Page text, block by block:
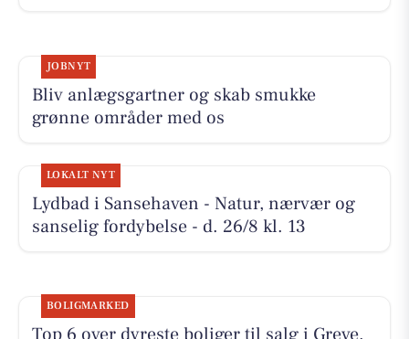
JOBNYT
Bliv anlægsgartner og skab smukke
grønne områder med os
LOKALT NYT
Lydbad i Sansehaven - Natur, nærvær og
sanselig fordybelse - d. 26/8 kl. 13
BOLIGMARKED